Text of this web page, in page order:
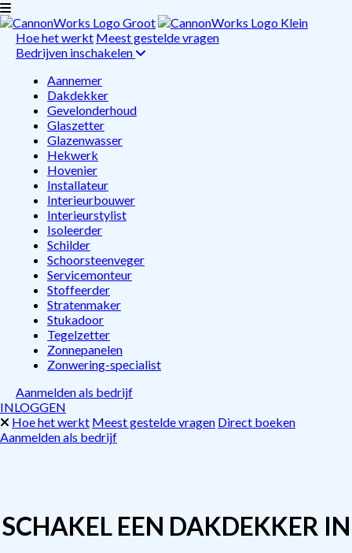
Hoe het werkt Meest gestelde vragen
Bedrijven inschakelen
Aannemer
Dakdekker
Gevelonderhoud
Glaszetter
Glazenwasser
Hekwerk
Hovenier
Installateur
Interieurbouwer
Interieurstylist
Isoleerder
Schilder
Schoorsteenveger
Servicemonteur
Stoffeerder
Stratenmaker
Stukadoor
Tegelzetter
Zonnepanelen
Zonwering-specialist
Aanmelden als bedrijf
INLOGGEN
Hoe het werkt Meest gestelde vragen Direct boeken
Aanmelden als bedrijf
SCHAKEL EEN DAKDEKKER IN